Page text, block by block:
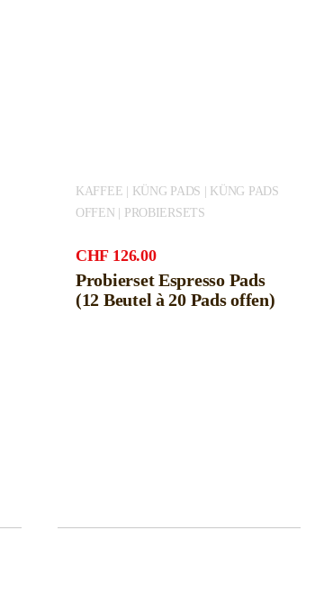
KAFFEE | KÜNG PADS | KÜNG PADS
OFFEN | PROBIERSETS
CHF 126.00
Probierset Espresso Pads
(12 Beutel à 20 Pads offen)